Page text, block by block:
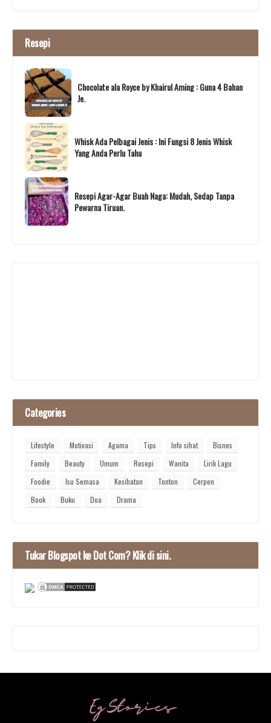
Resepi
Chocolate ala Royce by Khairul Aming : Guna 4 Bahan
Je.
Whisk Ada Pelbagai Jenis : Ini Fungsi 8 Jenis Whisk
Yang Anda Perlu Tahu
Resepi Agar-Agar Buah Naga: Mudah, Sedap Tanpa
Pewarna Tiruan.
Categories
Lifestyle Motivasi Agama Tips Info sihat
Bisnes
Family
Beauty Umum Resepi Wanita
Lirik Lagu
Foodie
Isu Semasa Kesihatan Tonton
Cerpen
Book
Buku Doa Drama
Tukar Blogspot ke Dot Com? Klik di sini.